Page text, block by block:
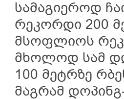
სამაგიეროდ
რეკორდი 200
მსოფლიოს
მხოლოდ სამ
100 მეტრზე
მაგრამ